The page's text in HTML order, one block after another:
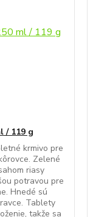
/ 119 g
krmivo pre
Zelené
riasy
potravou pre
Hnedé sú
Tablety
takže sa